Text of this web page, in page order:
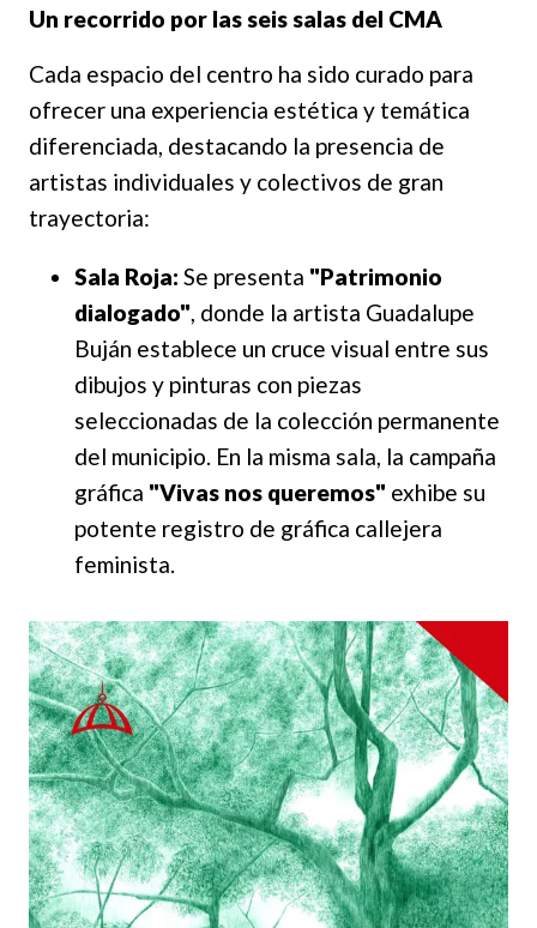
Un recorrido por las seis salas del CMA
Cada espacio del centro ha sido curado para
ofrecer una experiencia estética y temática
diferenciada, destacando la presencia de
artistas individuales y colectivos de gran
trayectoria:
Sala Roja: Se presenta "Patrimonio
dialogado", donde la artista Guadalupe
Buján establece un cruce visual entre sus
dibujos y pinturas con piezas
seleccionadas de la colección permanente
del municipio. En la misma sala, la campaña
gráfica "Vivas nos queremos" exhibe su
potente registro de gráfica callejera
feminista.